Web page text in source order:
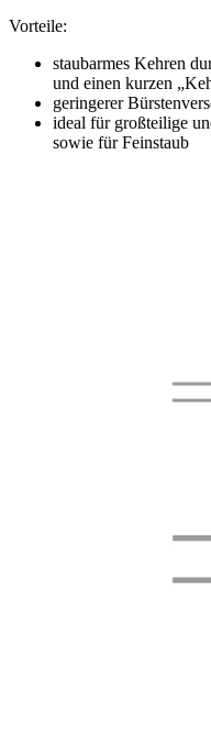
Vorteile:
staubarmes Kehren
und einen kurzen
geringerer
ideal für großteilige
sowie für Feinstaub